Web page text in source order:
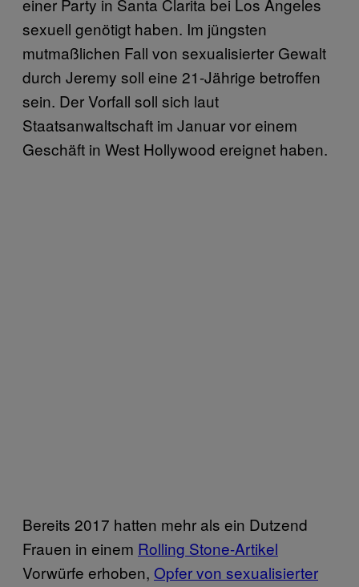
einer Party in Santa Clarita bei Los Angeles
sexuell genötigt haben. Im jüngsten
mutmaßlichen Fall von sexualisierter Gewalt
durch Jeremy soll eine 21-Jährige betroffen
sein. Der Vorfall soll sich laut
Staatsanwaltschaft im Januar vor einem
Geschäft in West Hollywood ereignet haben.
Bereits 2017 hatten mehr als ein Dutzend
Frauen in einem Rolling Stone-Artikel
Vorwürfe erhoben, Opfer von sexualisierter